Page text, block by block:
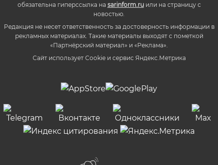
обязательна гиперссылка на sarinform.ruили на страницу с
новостью.
Редакция не несет ответственность за достоверность информации в
рекламных материалах. Такие материалы выходят с пометкой
«Партнёрский материал» и «Реклама».
Сайт использует Cookie и сервиc Яндекс.Метрика